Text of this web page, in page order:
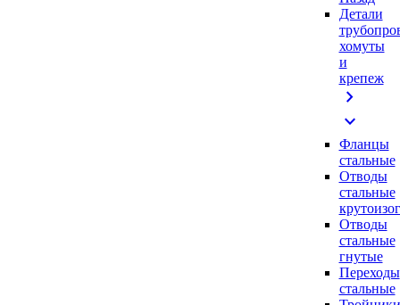
Детали
хомуты
и
крепеж
chevron_right
expand_more
Фланцы
стальные
Отводы
стальные
Отводы
стальные
гнутые
Переходы
стальные